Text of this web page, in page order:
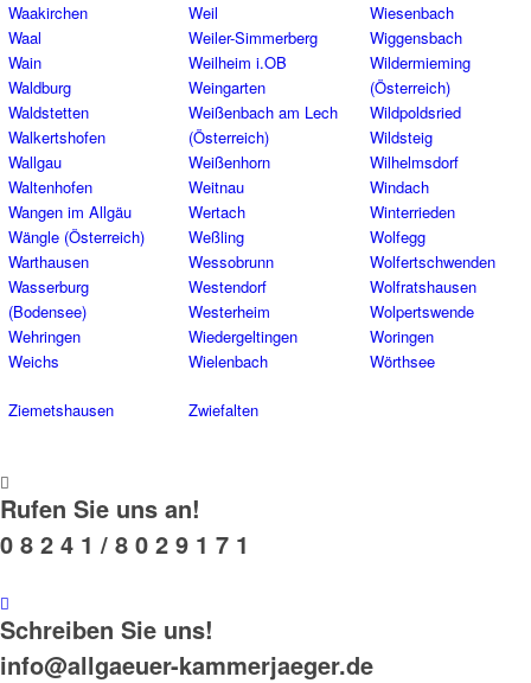
Waakirchen
Waal
Wain
Waldburg
Waldstetten
Walkertshofen
Wallgau
Waltenhofen
Wangen im Allgäu
Wängle (Österreich)
Warthausen
Wasserburg
(Bodensee)
Wehringen
Weichs
Weil
Weiler-Simmerberg
Weilheim i.OB
Weingarten
Weißenbach am Lech
(Österreich)
Weißenhorn
Weitnau
Wertach
Weßling
Wessobrunn
Westendorf
Westerheim
Wiedergeltingen
Wielenbach
Wiesenbach
Wiggensbach
Wildermieming
(Österreich)
Wildpoldsried
Wildsteig
Wilhelmsdorf
Windach
Winterrieden
Wolfegg
Wolfertschwenden
Wolfratshausen
Wolpertswende
Woringen
Wörthsee
Ziemetshausen Zwiefalten
Rufen Sie uns an!
0 8 2 4 1 / 8 0 2 9 1 7 1
Schreiben Sie uns!
info@allgaeuer-kammerjaeger.de